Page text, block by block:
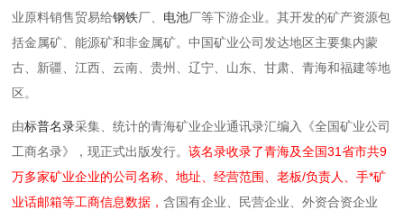
业原料销售贸易给钢铁厂、 电池厂等下游企业。其开发的矿产资源包
括金属矿、能源矿‌和非金属矿。中国矿业公司发达地区主要集内蒙
古、新疆、江西、云南、贵州、辽宁、山东、甘肃、青海和福建等地
区。‌‌
由标普名录采集、统计的青海矿业企业通讯录汇编入《全国矿业公司
工商名录》，现正式出版发行。该名录收录了青海及全国31省市共9
万多家矿业企业的公司名称、地址、经营范围、老板/负责人、手*矿
业话邮箱等工商信息数据，含国有企业、民营企业、外资合资企业